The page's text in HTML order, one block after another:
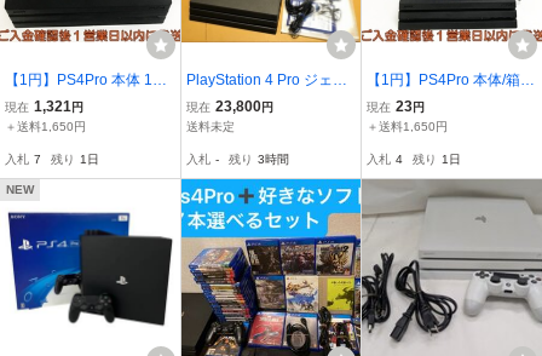
【1円】PS4Pro 本体 1TB
ブラック PlayStation4 Pr
o CUH-7000B 初期化/動
W13.02 D03-049tt/G4
現在 1,321 円
＋送料1,650円
入札 7 残り 1日
PlayStation 4 Pro ジェッ
ト・ブラック 1TB (CUH-
7100BB01)
現在 23,800円
送料未定
入札 - 残り 3時間
【1円】PS4Pro 本体/箱
セット 1TB ブラック Play
Station4 Pro CUH-7200B
テ4プロ FW13.52 D01-03
現在 23円
＋送料1,650円
入札 4 残り 1日
NEW